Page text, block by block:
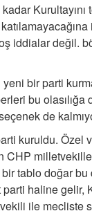
Kurultayını
iddialar değil.
bir parti
bu olasılığa
de
kuruldu. Özel
CHP
tablo doğar bu
haline gelir,
ile mecliste